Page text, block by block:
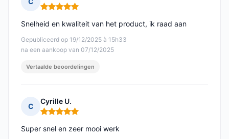
Opmerking: 5 van 5
Gepubliceerd op 19/12/2025 à 15h33
na een aankoop van 07/12/2025
Snelheid en kwaliteit van het product, ik raad aan
Vertaalde beoordelingen
C
Cyrille U.
Opmerking: 5 van 5
Super snel en zeer mooi werk